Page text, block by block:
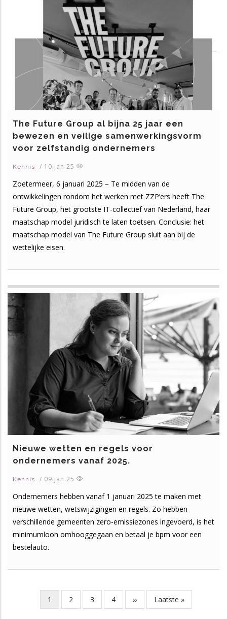
The Future Group al bijna 25 jaar een
bewezen en veilige samenwerkingsvorm
voor zelfstandig ondernemers
Kennis / 10 jan 25
Zoetermeer, 6 januari 2025 – Te midden van de
ontwikkelingen rondom het werken met ZZP’ers heeft The
Future Group, het grootste IT-collectief van Nederland, haar
maatschap model juridisch te laten toetsen. Conclusie: het
maatschap model van The Future Group sluit aan bij de
wettelijke eisen.
Nieuwe wetten en regels voor
ondernemers vanaf 2025.
Kennis / 09 jan 25
Ondernemers hebben vanaf 1 januari 2025 te maken met
nieuwe wetten, wetswijzigingen en regels. Zo hebben
verschillende gemeenten zero-emissiezones ingevoerd, is het
minimumloon omhooggegaan en betaal je bpm voor een
bestelauto.
PagineringHuidige
pagina
1 Page
2 Page
3 Page
4
Volgende
pagina
››
Laatste
pagina
Laatste »